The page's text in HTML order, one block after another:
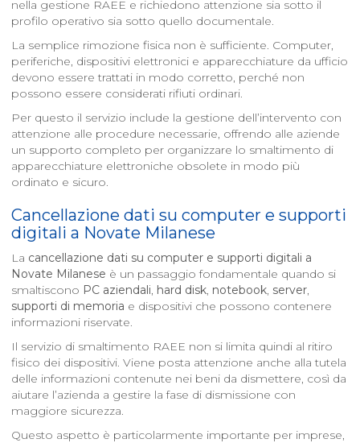
nella gestione RAEE e richiedono attenzione sia sotto il
profilo operativo sia sotto quello documentale.
La semplice rimozione fisica non è sufficiente. Computer,
periferiche, dispositivi elettronici e apparecchiature da ufficio
devono essere trattati in modo corretto, perché non
possono essere considerati rifiuti ordinari.
Per questo il servizio include la gestione dell’intervento con
attenzione alle procedure necessarie, offrendo alle aziende
un supporto completo per organizzare lo smaltimento di
apparecchiature elettroniche obsolete in modo più
ordinato e sicuro.
Cancellazione dati su computer e supporti
digitali a Novate Milanese
La cancellazione dati su computer e supporti digitali a
Novate Milanese è un passaggio fondamentale quando si
smaltiscono PC aziendali, hard disk, notebook, server,
supporti di memoria e dispositivi che possono contenere
informazioni riservate.
Il servizio di smaltimento RAEE non si limita quindi al ritiro
fisico dei dispositivi. Viene posta attenzione anche alla tutela
delle informazioni contenute nei beni da dismettere, così da
aiutare l’azienda a gestire la fase di dismissione con
maggiore sicurezza.
Questo aspetto è particolarmente importante per imprese,